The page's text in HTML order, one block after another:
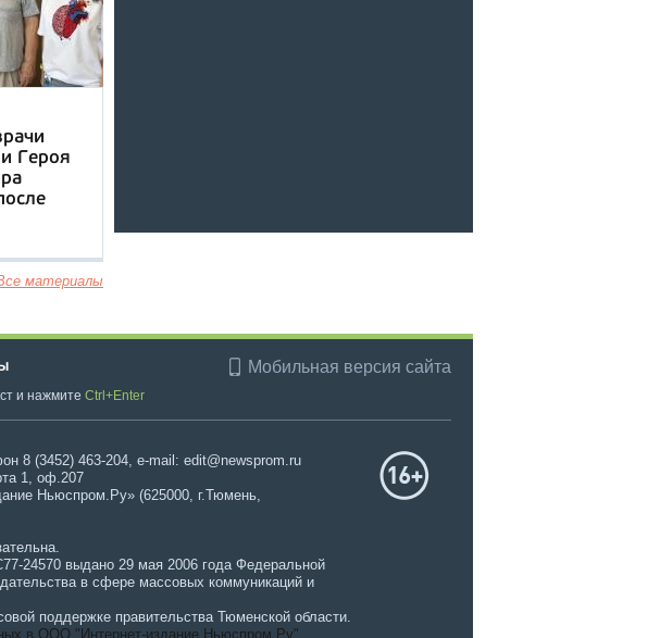
Героя
материалы
Мобильная версия сайта
и нажмите Ctrl+Enter
8 (3452) 463-204, e-mail: edit@newsprom.ru
1, оф.207
Ньюспром.Ру» (625000, г.Тюмень,
24570 выдано 29 мая 2006 года Федеральной
в сфере массовых коммуникаций и
поддержке правительства Тюменской области.
в ООО "Интернет-издание Ньюспром.Ру"